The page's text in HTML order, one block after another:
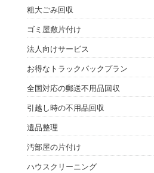
粗大ごみ回収
ゴミ屋敷片付け
法人向けサービス
お得なトラックパックプラン
全国対応の郵送不用品回収
引越し時の不用品回収
遺品整理
汚部屋の片付け
ハウスクリーニング